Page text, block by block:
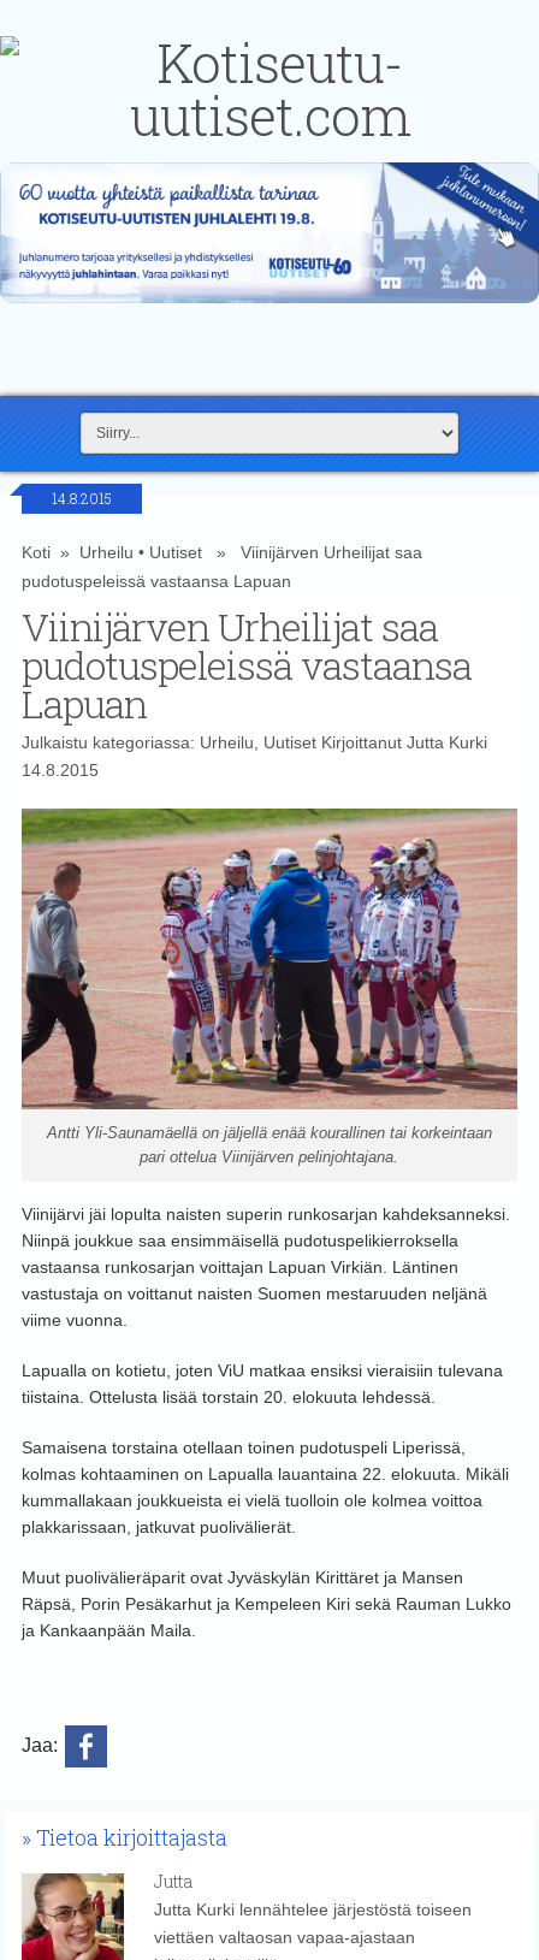
14.8.2015
Koti» Urheilu • Uutiset» Viinijärven Urheilijat saa
pudotuspeleissä vastaansa Lapuan
Viinijärven Urheilijat saa
pudotuspeleissä vastaansa
Lapuan
Julkaistu kategoriassa: Urheilu, UutisetKirjoittanut Jutta Kurki
14.8.2015
Antti Yli-Saunamäellä on jäljellä enää kourallinen tai korkeintaan
pari ottelua Viinijärven pelinjohtajana.
Viinijärvi jäi lopulta naisten superin runkosarjan kahdeksanneksi.
Niinpä joukkue saa ensimmäisellä pudotuspelikierroksella
vastaansa runkosarjan voittajan Lapuan Virkiän. Läntinen
vastustaja on voittanut naisten Suomen mestaruuden neljänä
viime vuonna.
Lapualla on kotietu, joten ViU matkaa ensiksi vieraisiin tulevana
tiistaina. Ottelusta lisää torstain 20. elokuuta lehdessä.
Samaisena torstaina otellaan toinen pudotuspeli Liperissä,
kolmas kohtaaminen on Lapualla lauantaina 22. elokuuta. Mikäli
kummallakaan joukkueista ei vielä tuolloin ole kolmea voittoa
plakkarissaan, jatkuvat puolivälierät.
Muut puolivälieräparit ovat Jyväskylän Kirittäret ja Mansen
Räpsä, Porin Pesäkarhut ja Kempeleen Kiri sekä Rauman Lukko
ja Kankaanpään Maila.
Jaa:
Tietoa kirjoittajasta
Jutta
Jutta Kurki lennähtelee järjestöstä toiseen
viettäen valtaosan vapaa-ajastaan